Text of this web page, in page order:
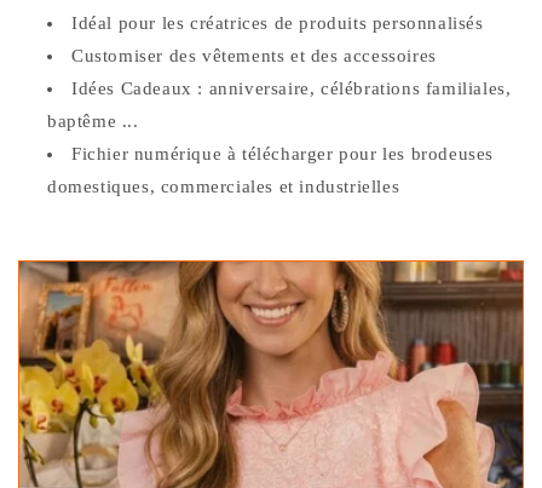
Idéal pour les créatrices de produits personnalisés
Customiser des vêtements et des accessoires
Idées Cadeaux : anniversaire, célébrations familiales,
baptême ...
Fichier numérique à télécharger pour les brodeuses
domestiques, commerciales et industrielles